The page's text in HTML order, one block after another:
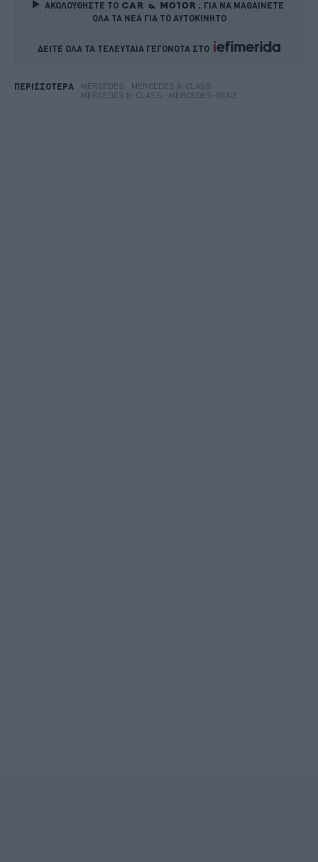
ΑΚΟΛΟΥΘΗΣΤΕ ΤΟ
ΓΙΑ ΝΑ ΜΑΘΑΙΝΕΤΕ
ΟΛΑ ΤΑ ΝΕΑ ΓΙΑ ΤΟ ΑΥΤΟΚΙΝΗΤΟ
ΔΕΙΤΕ ΟΛΑ ΤΑ ΤΕΛΕΥΤΑΙΑ ΓΕΓΟΝΟΤΑ ΣΤΟ
ΠΕΡΙΣΣΟΤΕΡΑ MERCEDES
MERCEDES A-CLASS
MERCEDES B-CLASS
MERCEDES-BENZ